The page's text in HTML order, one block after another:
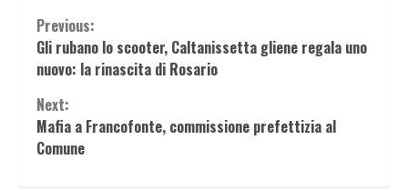
Continue
Reading
Previous:
Gli rubano lo scooter, Caltanissetta gliene regala uno
nuovo: la rinascita di Rosario
Next:
Mafia a Francofonte, commissione prefettizia al
Comune